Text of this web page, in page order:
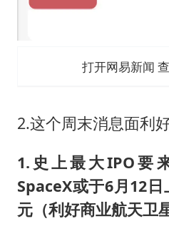
打开网易新闻
2.这个周末消息面利
1.史上最大IPO要
SpaceX或于6月12
元（利好商业航天卫